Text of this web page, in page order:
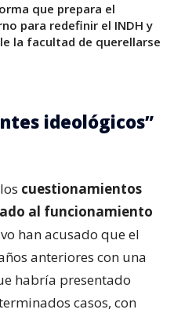
que prepara el
para redefinir el INDH y
la facultad de querellarse
ideológicos”
cuestionamientos
al funcionamiento
han acusado que el
anteriores con una
habría presentado
casos, con